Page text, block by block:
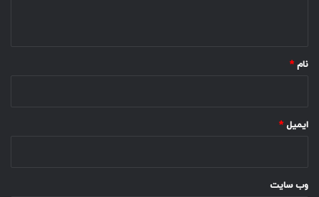
نام *
ایمیل *
وب‌ سایت